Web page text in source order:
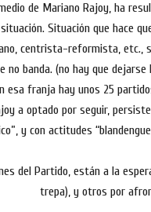
de Mariano Rajoy, ha
Situación que hace
centrista-reformista, etc.,
no banda. (no hay que
esa franja hay unos 25
a optado por seguir,
y con actitudes
del Partido, están a la
trepa), y otros por